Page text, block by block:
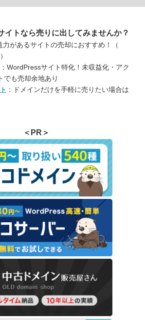
イトなら売りに出してみませんか？
力があるサイトの売却におすすめ！（
）
：WordPressサイト特化！未収益化・アク
でも売却余地あり
：ドメインだけを手軽に売りたい場合は
＜PR＞